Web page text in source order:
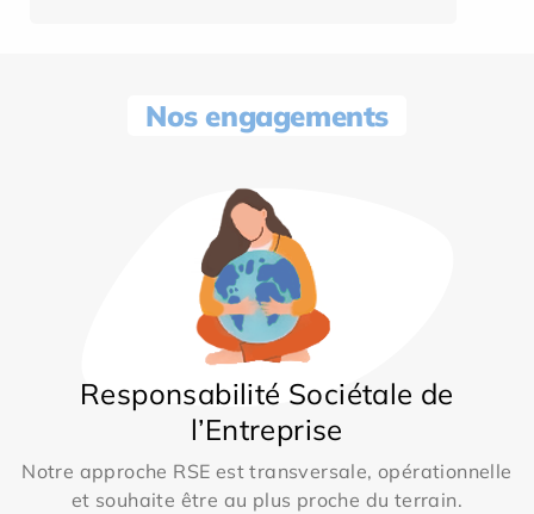
Nos engagements
Responsabilité Sociétale de
l’Entreprise
Notre approche RSE est transversale, opérationnelle
et souhaite être au plus proche du terrain.